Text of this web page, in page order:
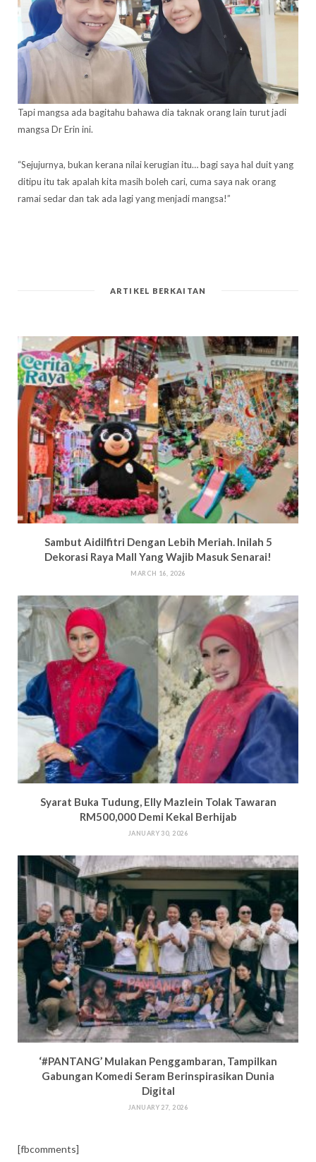
Tapi mangsa ada bagitahu bahawa dia taknak orang lain turut jadi
mangsa Dr Erin ini.
“Sejujurnya, bukan kerana nilai kerugian itu… bagi saya hal duit yang
ditipu itu tak apalah kita masih boleh cari, cuma saya nak orang
ramai sedar dan tak ada lagi yang menjadi mangsa!”
ARTIKEL BERKAITAN
Sambut Aidilfitri Dengan Lebih Meriah. Inilah 5
Dekorasi Raya Mall Yang Wajib Masuk Senarai!
MARCH 16, 2026
Syarat Buka Tudung, Elly Mazlein Tolak Tawaran
RM500,000 Demi Kekal Berhijab
JANUARY 30, 2026
‘#PANTANG’ Mulakan Penggambaran, Tampilkan
Gabungan Komedi Seram Berinspirasikan Dunia
Digital
JANUARY 27, 2026
[fbcomments]